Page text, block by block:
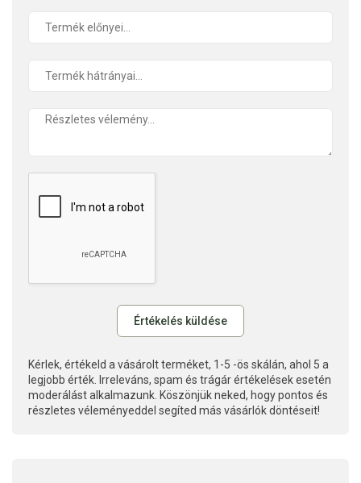
Kérlek, értékeld a vásárolt terméket, 1-5 -ös skálán, ahol 5 a
legjobb érték. Irreleváns, spam és trágár értékelések esetén
moderálást alkalmazunk. Köszönjük neked, hogy pontos és
részletes véleményeddel segíted más vásárlók döntéseit!